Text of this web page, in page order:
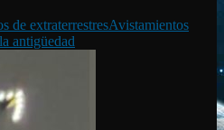
de extraterrestresAvistamientos
antigüedad